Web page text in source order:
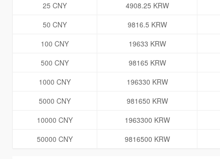
25 CNY
4908.25 KRW
50 CNY
9816.5 KRW
100 CNY
19633 KRW
500 CNY
98165 KRW
1000 CNY
196330 KRW
5000 CNY
981650 KRW
10000 CNY
1963300 KRW
50000 CNY
9816500 KRW